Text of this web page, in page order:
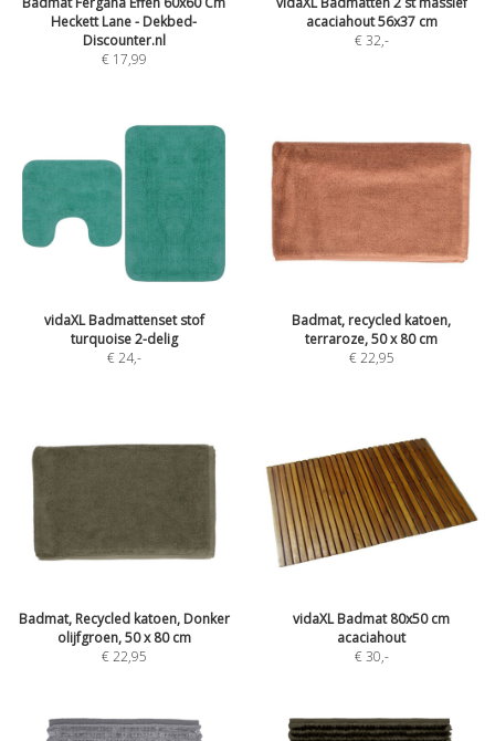
Heckett Lane - Dekbed-
Discounter.nl
€ 17,99
acaciahout 56x37 cm
€ 32,-
vidaXL Badmattenset stof
turquoise 2-delig
€ 24,-
Badmat, recycled katoen,
terraroze, 50 x 80 cm
€ 22,95
Badmat, Recycled katoen, Donker
olijfgroen, 50 x 80 cm
€ 22,95
vidaXL Badmat 80x50 cm
acaciahout
€ 30,-